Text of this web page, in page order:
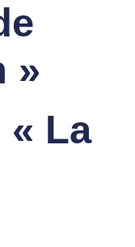
»
« La